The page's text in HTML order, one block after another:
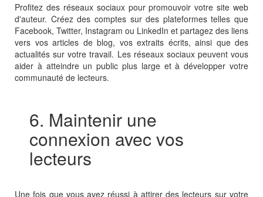
Profitez des réseaux sociaux pour promouvoir votre site web
d'auteur. Créez des comptes sur des plateformes telles que
Facebook, Twitter, Instagram ou LinkedIn et partagez des liens
vers vos articles de blog, vos extraits écrits, ainsi que des
actualités sur votre travail. Les réseaux sociaux peuvent vous
aider à atteindre un public plus large et à développer votre
communauté de lecteurs.
6. Maintenir une
connexion avec vos
lecteurs
Une fois que vous avez réussi à attirer des lecteurs sur votre